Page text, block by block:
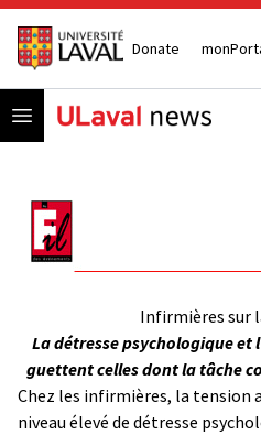
Donate
Open menu
Infirmières sur
La détresse psychologique
guettent celles dont la tâche
Chez les infirmières, la tension
niveau élevé de détresse